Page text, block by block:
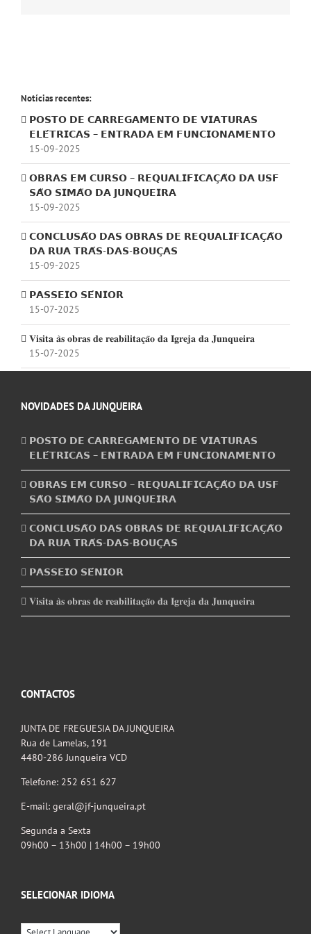
Notícias recentes:
𝗣𝗢𝗦𝗧𝗢 𝗗𝗘 𝗖𝗔𝗥𝗥𝗘𝗚𝗔𝗠𝗘𝗡𝗧𝗢 𝗗𝗘 𝗩𝗜𝗔𝗧𝗨𝗥𝗔𝗦
𝗘𝗟𝗘́𝗧𝗥𝗜𝗖𝗔𝗦 – 𝗘𝗡𝗧𝗥𝗔𝗗𝗔 𝗘𝗠 𝗙𝗨𝗡𝗖𝗜𝗢𝗡𝗔𝗠𝗘𝗡𝗧𝗢
15-09-2025
𝗢𝗕𝗥𝗔𝗦 𝗘𝗠 𝗖𝗨𝗥𝗦𝗢 – 𝗥𝗘𝗤𝗨𝗔𝗟𝗜𝗙𝗜𝗖𝗔𝗖̧𝗔̃𝗢 𝗗𝗔 𝗨𝗦𝗙
𝗦𝗔̃𝗢 𝗦𝗜𝗠𝗔̃𝗢 𝗗𝗔 𝗝𝗨𝗡𝗤𝗨𝗘𝗜𝗥𝗔
15-09-2025
𝗖𝗢𝗡𝗖𝗟𝗨𝗦𝗔̃𝗢 𝗗𝗔𝗦 𝗢𝗕𝗥𝗔𝗦 𝗗𝗘 𝗥𝗘𝗤𝗨𝗔𝗟𝗜𝗙𝗜𝗖𝗔𝗖̧𝗔̃𝗢
𝗗𝗔 𝗥𝗨𝗔 𝗧𝗥𝗔́𝗦-𝗗𝗔𝗦-𝗕𝗢𝗨𝗖̧𝗔𝗦
15-09-2025
𝗣𝗔𝗦𝗦𝗘𝗜𝗢 𝗦𝗘́𝗡𝗜𝗢𝗥
15-07-2025
𝐕𝐢𝐬𝐢𝐭𝐚 𝐚̀𝐬 𝐨𝐛𝐫𝐚𝐬 𝐝𝐞 𝐫𝐞𝐚𝐛𝐢𝐥𝐢𝐭𝐚𝐜̧𝐚̃𝐨 𝐝𝐚 𝐈𝐠𝐫𝐞𝐣𝐚 𝐝𝐚 𝐉𝐮𝐧𝐪𝐮𝐞𝐢𝐫𝐚
15-07-2025
NOVIDADES DA JUNQUEIRA
𝗣𝗢𝗦𝗧𝗢 𝗗𝗘 𝗖𝗔𝗥𝗥𝗘𝗚𝗔𝗠𝗘𝗡𝗧𝗢 𝗗𝗘 𝗩𝗜𝗔𝗧𝗨𝗥𝗔𝗦
𝗘𝗟𝗘́𝗧𝗥𝗜𝗖𝗔𝗦 – 𝗘𝗡𝗧𝗥𝗔𝗗𝗔 𝗘𝗠 𝗙𝗨𝗡𝗖𝗜𝗢𝗡𝗔𝗠𝗘𝗡𝗧𝗢
𝗢𝗕𝗥𝗔𝗦 𝗘𝗠 𝗖𝗨𝗥𝗦𝗢 – 𝗥𝗘𝗤𝗨𝗔𝗟𝗜𝗙𝗜𝗖𝗔𝗖̧𝗔̃𝗢 𝗗𝗔 𝗨𝗦𝗙
𝗦𝗔̃𝗢 𝗦𝗜𝗠𝗔̃𝗢 𝗗𝗔 𝗝𝗨𝗡𝗤𝗨𝗘𝗜𝗥𝗔
𝗖𝗢𝗡𝗖𝗟𝗨𝗦𝗔̃𝗢 𝗗𝗔𝗦 𝗢𝗕𝗥𝗔𝗦 𝗗𝗘 𝗥𝗘𝗤𝗨𝗔𝗟𝗜𝗙𝗜𝗖𝗔𝗖̧𝗔̃𝗢
𝗗𝗔 𝗥𝗨𝗔 𝗧𝗥𝗔́𝗦-𝗗𝗔𝗦-𝗕𝗢𝗨𝗖̧𝗔𝗦
𝗣𝗔𝗦𝗦𝗘𝗜𝗢 𝗦𝗘́𝗡𝗜𝗢𝗥
𝐕𝐢𝐬𝐢𝐭𝐚 𝐚̀𝐬 𝐨𝐛𝐫𝐚𝐬 𝐝𝐞 𝐫𝐞𝐚𝐛𝐢𝐥𝐢𝐭𝐚𝐜̧𝐚̃𝐨 𝐝𝐚 𝐈𝐠𝐫𝐞𝐣𝐚 𝐝𝐚 𝐉𝐮𝐧𝐪𝐮𝐞𝐢𝐫𝐚
CONTACTOS
JUNTA DE FREGUESIA DA JUNQUEIRA
Rua de Lamelas, 191
4480-286 Junqueira VCD
Telefone: 252 651 627
E-mail: geral@jf-junqueira.pt
Segunda a Sexta
09h00 – 13h00 | 14h00 – 19h00
SELECIONAR IDIOMA